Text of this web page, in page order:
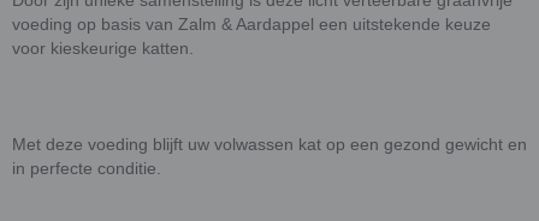
voeding op basis van Zalm & Aardappel een uitstekende keuze
voor kieskeurige katten.
Met deze voeding blijft uw volwassen kat op een gezond gewicht en
in perfecte conditie.